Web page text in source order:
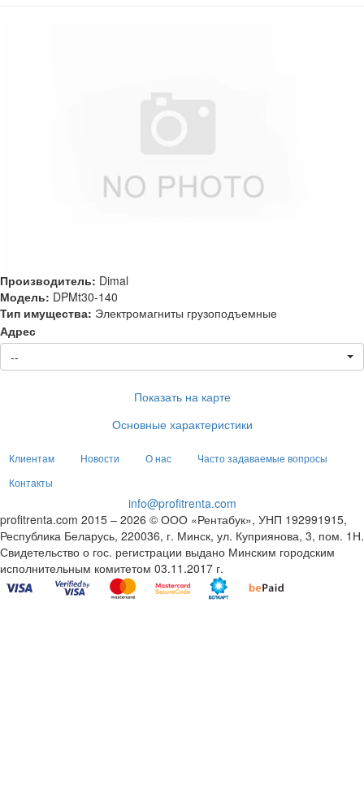
Производитель: Dimal
Модель: DPMt30-140
Тип имущества: Электромагниты грузоподъемные
Адрес
--
Показать на карте
Основные характеристики
Клиентам Новости О нас
Часто задаваемые вопросы
Контакты
info@profitrenta.com
profitrenta.com 2015 – 2026 © ООО «Рентабук», УНП 192991915,
Республика Беларусь, 220036, г. Минск, ул. Куприянова, 3, пом. 1Н.
Свидетельство о гос. регистрации выдано Минским городским
исполнительным комитетом 03.11.2017 г.